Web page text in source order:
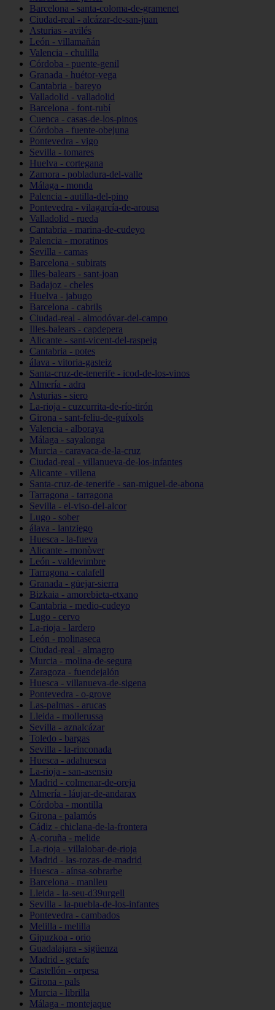
Barcelona - santa-coloma-de-gramenet
Ciudad-real - alcázar-de-san-juan
Asturias - avilés
León - villamañán
Valencia - chulilla
Córdoba - puente-genil
Granada - huétor-vega
Cantabria - bareyo
Valladolid - valladolid
Barcelona - font-rubí
Cuenca - casas-de-los-pinos
Córdoba - fuente-obejuna
Pontevedra - vigo
Sevilla - tomares
Huelva - cortegana
Zamora - pobladura-del-valle
Málaga - monda
Palencia - autilla-del-pino
Pontevedra - vilagarcía-de-arousa
Valladolid - rueda
Cantabria - marina-de-cudeyo
Palencia - moratinos
Sevilla - camas
Barcelona - subirats
Illes-balears - sant-joan
Badajoz - cheles
Huelva - jabugo
Barcelona - cabrils
Ciudad-real - almodóvar-del-campo
Illes-balears - capdepera
Alicante - sant-vicent-del-raspeig
Cantabria - potes
álava - vitoria-gasteiz
Santa-cruz-de-tenerife - icod-de-los-vinos
Almería - adra
Asturias - siero
La-rioja - cuzcurrita-de-río-tirón
Girona - sant-feliu-de-guíxols
Valencia - alboraya
Málaga - sayalonga
Murcia - caravaca-de-la-cruz
Ciudad-real - villanueva-de-los-infantes
Alicante - villena
Santa-cruz-de-tenerife - san-miguel-de-abona
Tarragona - tarragona
Sevilla - el-viso-del-alcor
Lugo - sober
álava - lantziego
Huesca - la-fueva
Alicante - monòver
León - valdevimbre
Tarragona - calafell
Granada - güejar-sierra
Bizkaia - amorebieta-etxano
Cantabria - medio-cudeyo
Lugo - cervo
La-rioja - lardero
León - molinaseca
Ciudad-real - almagro
Murcia - molina-de-segura
Zaragoza - fuendejalón
Huesca - villanueva-de-sigena
Pontevedra - o-grove
Las-palmas - arucas
Lleida - mollerussa
Sevilla - aznalcázar
Toledo - bargas
Sevilla - la-rinconada
Huesca - adahuesca
La-rioja - san-asensio
Madrid - colmenar-de-oreja
Almería - láujar-de-andarax
Córdoba - montilla
Girona - palamós
Cádiz - chiclana-de-la-frontera
A-coruña - melide
La-rioja - villalobar-de-rioja
Madrid - las-rozas-de-madrid
Huesca - aínsa-sobrarbe
Barcelona - manlleu
Lleida - la-seu-d39urgell
Sevilla - la-puebla-de-los-infantes
Pontevedra - cambados
Melilla - melilla
Gipuzkoa - orio
Guadalajara - sigüenza
Madrid - getafe
Castellón - orpesa
Girona - pals
Murcia - librilla
Málaga - montejaque